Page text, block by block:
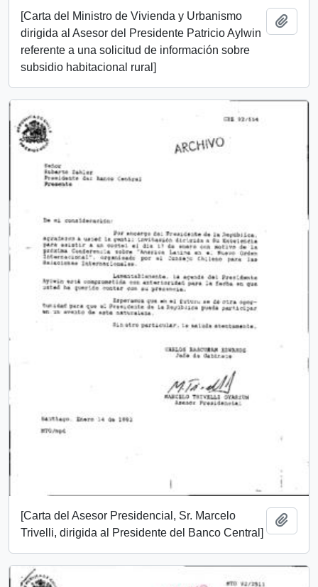
[Carta del Ministro de Vivienda y Urbanismo
dirigida al Asesor del Presidente Patricio Aylwin
referente a una solicitud de información sobre
subsidio habitacional rural]
[Carta del Asesor Presidencial, Sr. Marcelo
Trivelli, dirigida al Presidente del Banco Central]